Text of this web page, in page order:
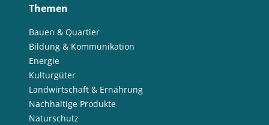
Themen
Bauen & Quartier
Bildung & Kommunikation
Energie
Kulturgüter
Landwirtschaft & Ernährung
Nachhaltige Produkte
Naturschutz